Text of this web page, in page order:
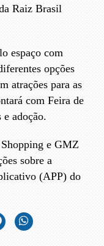
Raiz Brasil
espaço com
opções
atrações para as
com Feira de
adoção.
e GMZ
sobre a
(APP) do